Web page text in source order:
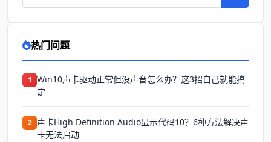
热门问题
1 Win10声卡驱动正常但没声音怎么办？这3招自己就能搞
定
2 声卡High Definition Audio显示代码10？6种方法解决声
卡无法启动